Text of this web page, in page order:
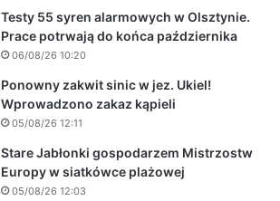
Testy 55 syren alarmowych w Olsztynie.
Prace potrwają do końca października
06/08/26 10:20
Ponowny zakwit sinic w jez. Ukiel!
Wprowadzono zakaz kąpieli
05/08/26 12:11
Stare Jabłonki gospodarzem Mistrzostw
Europy w siatkówce plażowej
05/08/26 12:03